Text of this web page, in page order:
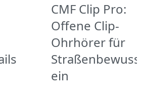
CMF Clip Pro:
Offene Clip-
Ohrhörer für
ein